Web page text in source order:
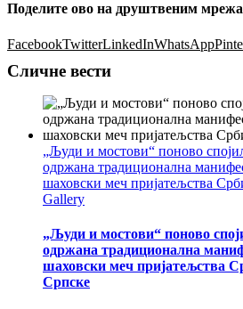
Поделите ово на друштвеним
FacebookTwitterLinkedInWhatsApp
Сличне вести
„Људи и мостови“ поново
одржана традиционална
шаховски меч пријатељства
Gallery
„Људи и мостови“ поново
одржана традиционална
шаховски меч пријатељства
Српске